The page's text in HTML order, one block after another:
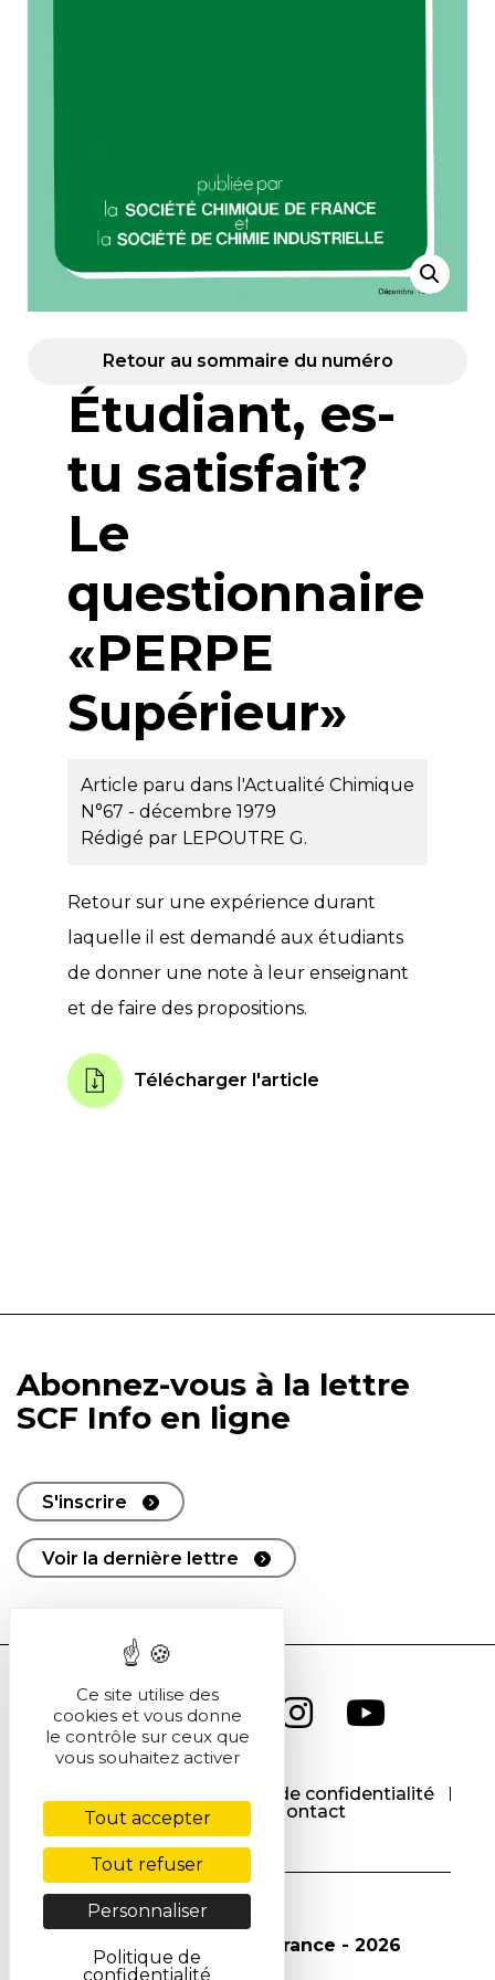
Retour au sommaire du numéro
Étudiant, es-
tu satisfait?
Le
questionnaire
«PERPE
Supérieur»
Article paru dans l'Actualité Chimique
N°67 - décembre 1979
Rédigé par LEPOUTRE G.
Retour sur une expérience durant
laquelle il est demandé aux étudiants
de donner une note à leur enseignant
et de faire des propositions.
Télécharger l'article
Abonnez-vous à la lettre
SCF Info en ligne
S'inscrire
Voir la dernière lettre
Politique de confidentialité
Cookies
Contact
© Société Chimique de France - 2026
Ce site utilise des
cookies et vous donne
le contrôle sur ceux que
vous souhaitez activer
Tout accepter
Tout refuser
Personnaliser
Politique de
confidentialité